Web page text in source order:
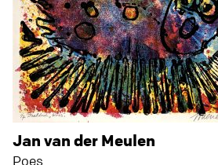
Jan van der Meulen
Poes